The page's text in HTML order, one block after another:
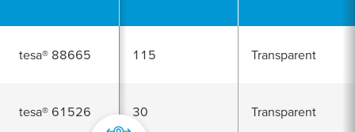
tesa® 88665 115 Transparent
tesa® 61526 30 Transparent